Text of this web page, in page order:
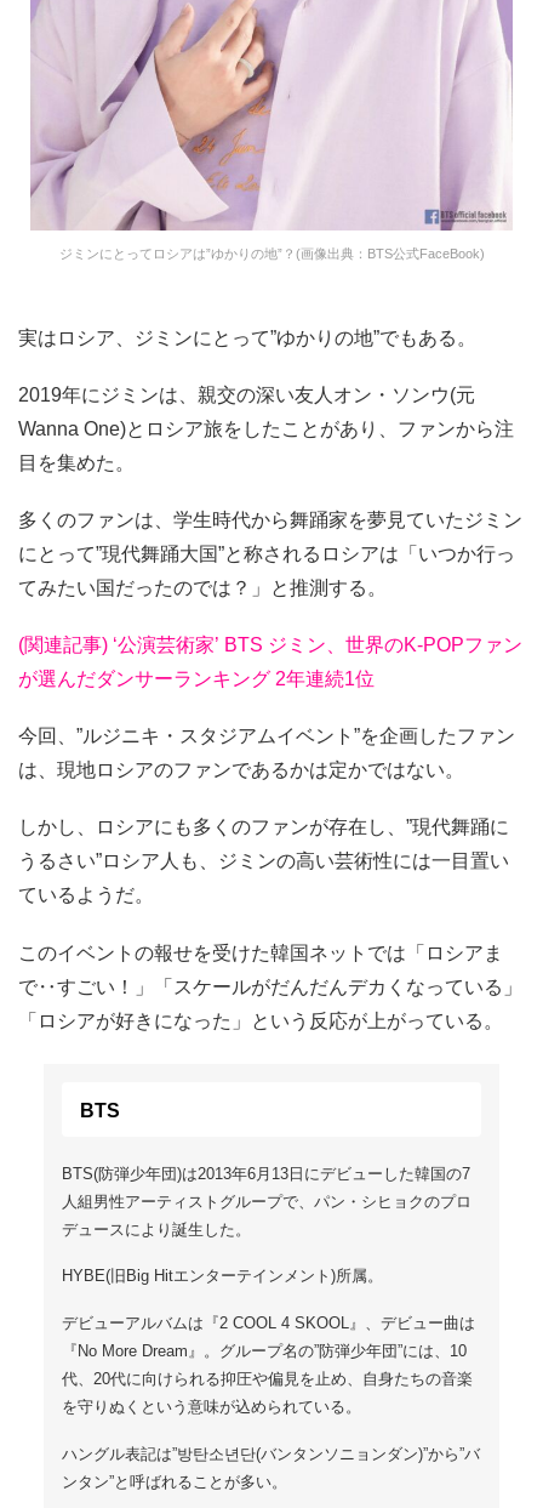
ジミンにとってロシアは”ゆかりの地”？(画像出典：BTS公式FaceBook)
実はロシア、ジミンにとって”ゆかりの地”でもある。
2019年にジミンは、親交の深い友人オン・ソンウ(元
Wanna One)とロシア旅をしたことがあり、ファンから注
目を集めた。
多くのファンは、学生時代から舞踊家を夢見ていたジミン
にとって”現代舞踊大国”と称されるロシアは「いつか行っ
てみたい国だったのでは？」と推測する。
(関連記事) ‘公演芸術家’ BTS ジミン、世界のK-POPファン
が選んだダンサーランキング 2年連続1位
今回、”ルジニキ・スタジアムイベント”を企画したファン
は、現地ロシアのファンであるかは定かではない。
しかし、ロシアにも多くのファンが存在し、”現代舞踊に
うるさい”ロシア人も、ジミンの高い芸術性には一目置い
ているようだ。
このイベントの報せを受けた韓国ネットでは「ロシアま
で‥すごい！」「スケールがだんだんデカくなっている」
「ロシアが好きになった」という反応が上がっている。
BTS
BTS(防弾少年団)は2013年6月13日にデビューした韓国の7
人組男性アーティストグループで、パン・シヒョクのプロ
デュースにより誕生した。
HYBE(旧Big Hitエンターテインメント)所属。
デビューアルバムは『2 COOL 4 SKOOL』、デビュー曲は
『No More Dream』。グループ名の”防弾少年団”には、10
代、20代に向けられる抑圧や偏見を止め、自身たちの音楽
を守りぬくという意味が込められている。
ハングル表記は”방탄소년단(バンタンソニョンダン)”から”バ
ンタン”と呼ばれることが多い。